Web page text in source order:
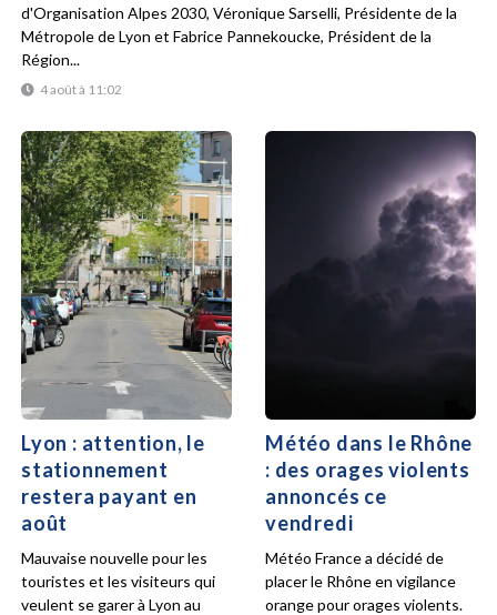
4 août à 11:02
d'Organisation Alpes 2030, Véronique Sarselli, Présidente de la
Métropole de Lyon et Fabrice Pannekoucke, Président de la
Région...
Lyon : attention, le
stationnement
restera payant en
août
Mauvaise nouvelle pour les
touristes et les visiteurs qui
veulent se garer à Lyon au
Météo dans le Rhône
: des orages violents
annoncés ce
vendredi
Météo France a décidé de
placer le Rhône en vigilance
orange pour orages violents.